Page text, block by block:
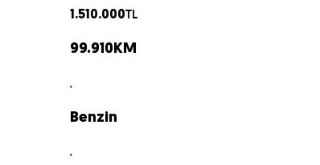
1.510.000TL
99.910KM
Benzin